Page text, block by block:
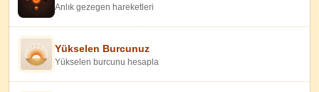
Anlık gezegen hareketleri
Yükselen Burcunuz
Yükselen burcunu hesapla